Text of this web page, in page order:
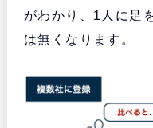
がわかり、1人に足
は無くなります。